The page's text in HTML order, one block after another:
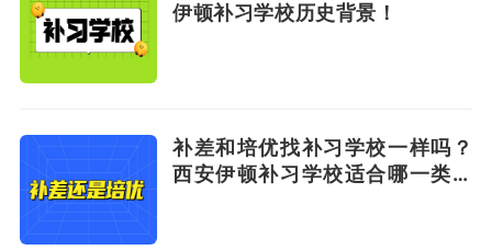
伊顿补习学校历史背景！
补差和培优找补习学校一样吗？
西安伊顿补习学校适合哪一类孩